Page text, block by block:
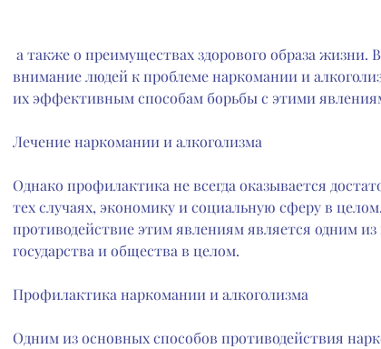
внимание людей к проблеме наркомании и
их эффективным способам борьбы с этими
Лечение наркомании и алкоголизма
Однако профилактика не всегда оказывается
тех случаях, экономику и социальную сферу в
противодействие этим явлениям является одним из
государства и общества в целом.
Профилактика наркомании и алкоголизма
Одним из основных способов противодействия